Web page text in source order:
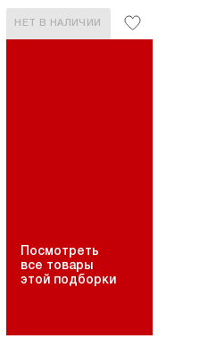
НЕТ В НАЛИЧИИ
Посмотреть
все товары
этой подборки